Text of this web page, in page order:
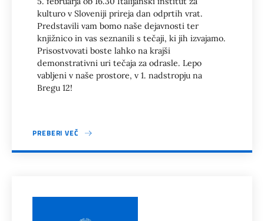
kulturo v Sloveniji prireja dan odprtih vrat.
Predstavili vam bomo naše dejavnosti ter
knjižnico in vas seznanili s tečaji, ki jih izvajamo.
Prisostvovati boste lahko na krajši
demonstrativni uri tečaja za odrasle. Lepo
vabljeni v naše prostore, v 1. nadstropju na
Bregu 12!
PREBERI VEČ